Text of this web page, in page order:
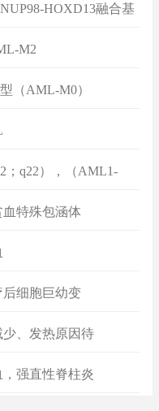
HOXD13融合基
M2
（AML-M0）
；q22），（AML1-
特殊包涵体
后细胞巨幼变
、发热原因待
强直性脊柱炎